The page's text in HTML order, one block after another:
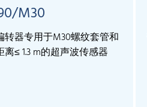
M30
转器专用于M30螺纹套管和
离≤ 1.3 m的超声波传感器